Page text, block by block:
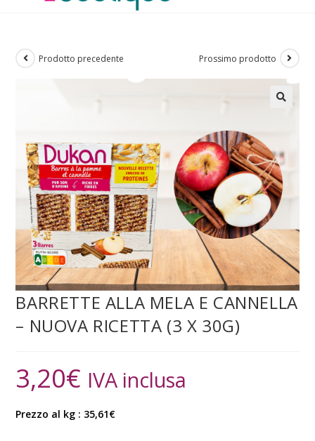
Prodotto precedente Prossimo prodotto
BARRETTE ALLA MELA E CANNELLA
– NUOVA RICETTA (3 X 30G)
3,20€ IVA inclusa
Prezzo al kg : 35,61€